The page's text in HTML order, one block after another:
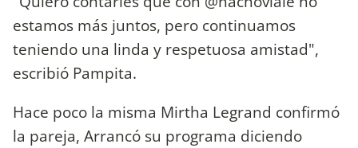
estamos más juntos, pero continuamos
teniendo una linda y respetuosa amistad",
escribió Pampita.
Hace poco la misma Mirtha Legrand confirmó
la pareja, Arrancó su programa diciendo